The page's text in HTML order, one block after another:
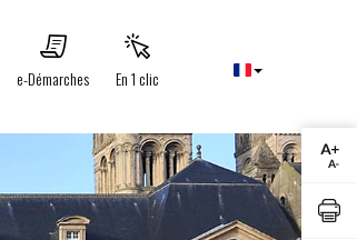
e-Démarches En 1 clic